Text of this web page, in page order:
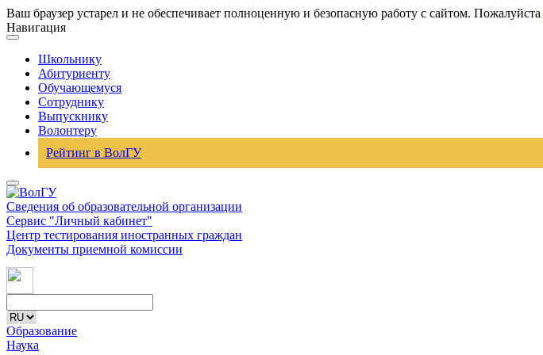
Ваш браузер устарел и не обеспечивает полноценную и безопасную работу с сайтом. Пожалуйста
Навигация
Школьнику
Абитуриенту
Обучающемуся
Сотруднику
Выпускнику
Волонтеру
Рейтинг в ВолГУ
Сведения об образовательной организации
Сервис "Личный кабинет"
Центр тестирования иностранных граждан
Документы приемной комиссии
Образование
Наука